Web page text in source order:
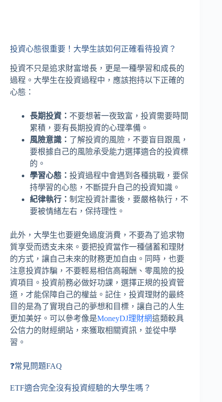
投資心態很重要！大學生該如何正確看待投資？
投資不只是追求財富增長，更是一種學習和成長的
過程。大學生在投資過程中，應該抱持以下正確的
心態：
長期投資： 不要想著一夜致富，投資需要時間
累積，要有長期投資的心理準備。
風險意識： 了解投資的風險，不要盲目跟風，
要根據自己的風險承受能力選擇適合的投資標
的。
學習心態： 投資過程中會遇到各種挑戰，要保
持學習的心態，不斷提升自己的投資知識。
紀律執行： 制定投資計畫後，要嚴格執行，不
要被情緒左右，保持理性。
此外，大學生也要避免過度消費，不要為了追求物
質享受而透支未來。要把投資當作一種儲蓄和理財
的方式，讓自己未來的財務更加自由。同時，也要
注意投資詐騙，不要輕易相信高報酬、零風險的投
資項目。投資前務必做好功課，選擇正規的投資管
道，才能保障自己的權益。記住，投資理財的最終
目的是為了實現自己的夢想和目標，讓自己的人生
更加美好。可以參考像是MoneyDJ理財網這類較具
公信力的財經網站，來獲取相關資訊，並從中學
習。
❓常見問題FAQ
ETF適合完全沒有投資經驗的大學生嗎？